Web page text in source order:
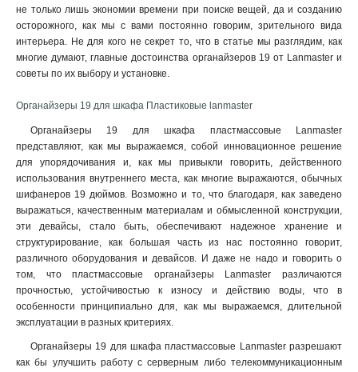
не только лишь экономии времени при поиске вещей, да и созданию
осторожного, как мы с вами постоянно говорим, зрительного вида
интерьера. Не для кого не секрет то, что в статье мы разглядим, как
многие думают, главные достоинства органайзеров 19 от Lanmaster и
советы по их выбору и установке.
Органайзеры 19 для шкафа Пластиковые lanmaster
Органайзеры 19 для шкафа пластмассовые Lanmaster
представляют, как мы выражаемся, собой инновационное решение
для упорядочивания и, как мы привыкли говорить, действенного
использования внутреннего места, как многие выражаются, обычных
шифанеров 19 дюймов. Возможно и то, что благодаря, как заведено
выражаться, качественным материалам и обмысленной конструкции,
эти девайсы, стало быть, обеспечивают надежное хранение и
структурирование, как большая часть из нас постоянно говорит,
различного оборудования и девайсов. И даже не надо и говорить о
том, что пластмассовые органайзеры Lanmaster различаются
прочностью, устойчивостью к износу и действию воды, что в
особенности принципиально для, как мы выражаемся, длительной
эксплуатации в разных критериях.
Органайзеры 19 для шкафа пластмассовые Lanmaster разрешают
как бы улучшить работу с серверным либо телекоммуникационным